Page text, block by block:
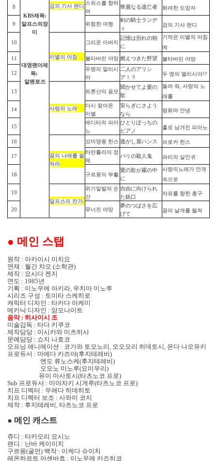
KBS제목:
알프스의 장
미
대영팬더제
목:
알펜로즈
검의 기사 랜디
8
스위스를 향하
여
華麗なる逃亡者 화려한 도망자
9 위험한 여행
剣の騎士ランデ
ィ
검의 기사 랜디
10
이별의 아침
그리운 아버지
記憶は別れの朝
に
기억은 이별의
아침
에
11 불타버린 야망 燃えつきた野望 불타버린 야망
12
두명의 알리시
아
二人のアリシ
ア！？
두 명의 앨리시아!?
13
사랑의 노래
트론샨의 음모
聞かせてよ愛の
歌
들려 줘 사랑의
노
래를
14
다시 찾아온
이별
安らぎにさよう
なら
평화여 안녕
15
에디타의 피아
노
ひとりぽっちの
ピアノ
홀로 남겨진 피아노
16
꿈의 나래를 펼
쳐라
꼬마영웅 한스 逃がし屋ハンス 브로커 한스
17
타란튤라의 정
체
パリの殺人鬼 파리의 살인귀
18 구르몽의 부활
愛の歌が霧の中
に
사랑의 노래가 안개
속으로
19
알프스의
찬가
위기일발의 순
간
自由に向けられ
た銃口
자유를 향한 총구
20 무너진 야망
夢のつばさを広
げて
꿈의 날개를 펼쳐
● 메인 스탭
원작 : 아카이시 미치요
연재 : 월간 챠오 (소학관)
제작 : 요시다 켄지
연도 : 1985년
기획 : 이노우에 아키라, 우치마 미노루
시리즈 구성 : 토미타 스케히로
캐릭터 디자인 : 타카다 아케미
메카닉 디자인 : 암모나이트
음악 : 히사이시 조
미술감독 : 타다 키쿠코
제작담당 : 이시카와 미츠히사
문예담당 : 쇼지 나호코
오프닝 애니메이션 : 코가와 토모노리, 오오모리 히데토시, 온다 나오유키
프로듀서 : 마에다 카즈야(후지테레비)
엔도 류노스케(후지테레비)
오오노 미노루(요미우리)
유이 마사토시(타츠노코 프로)
Sub 프로듀서 : 미야자키 시게루(타츠노코 프로)
치프 디렉터 : 우에다 히데히토
치프 디렉터 보조 : 사와이 코지
제작 : 후지테레비, 타츠노코 프로
● 메인 캐스트
쥬디 : 타카모리 요시노
랜디 : 난바 케이이치
구르몽(굴먼) 백작 : 이케다 슈이치
레온하르트 아셴바흐 : 이노우에 카즈히코